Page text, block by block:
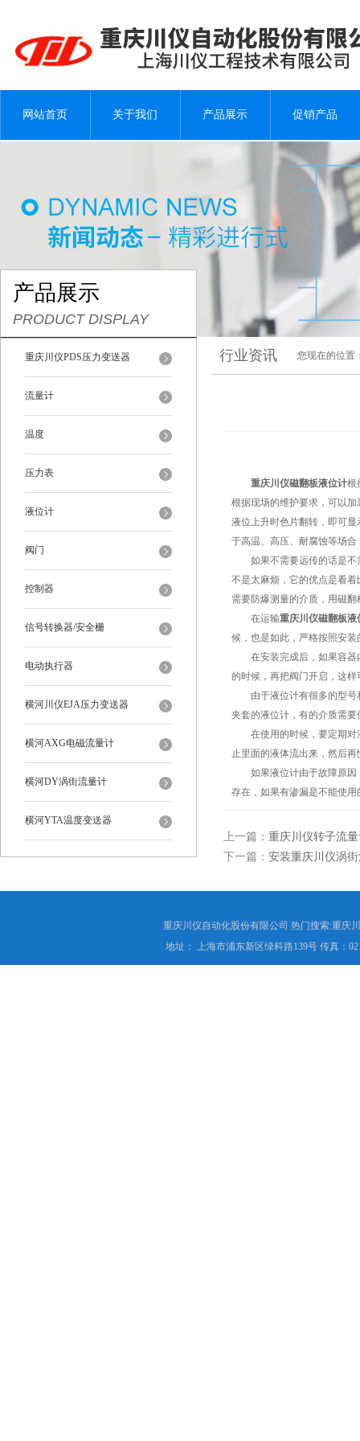
网站首页 关于我们 产品展示 促销产品
产品展示
PRODUCT DISPLAY
重庆川仪PDS压力变送器
流量计
温度
压力表
液位计
阀门
控制器
信号转换器/安全栅
电动执行器
横河川仪EJA压力变送器
横河AXG电磁流量计
横河DY涡街流量计
横河YTA温度变送器
行业资讯 您现在的位置
重庆川仪磁翻板液位计根
根据现场的维护要求，可以
液位上升时色片翻转，即可
于高温、高压、耐腐蚀等场
如果不需要远传的话是不
不是太麻烦，它的优点是看
需要防爆测量的介质，用磁翻
在运输重庆川仪磁翻板液
候，也是如此，严格按照安
在安装完成后，如果容器
的时候，再把阀门开启，这
由于液位计有很多的型号
夹套的液位计，有的介质需
在使用的时候，要定期对
止里面的液体流出来，然后
如果液位计由于故障原因
存在，如果有渗漏是不能使
上一篇： 重庆川仪转子流
下一篇： 安装重庆川仪涡
重庆川仪自动化股份有限公司 热门搜索:重庆
地址： 上海市浦东新区绿科路139号 传真：